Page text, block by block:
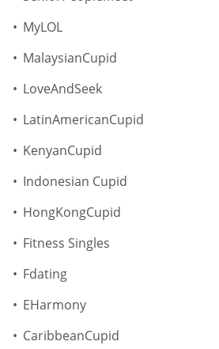
MyLOL
MalaysianCupid
LoveAndSeek
LatinAmericanCupid
KenyanCupid
Indonesian Cupid
HongKongCupid
Fitness Singles
Fdating
EHarmony
CaribbeanCupid